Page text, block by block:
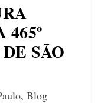
SÃO
, Blog